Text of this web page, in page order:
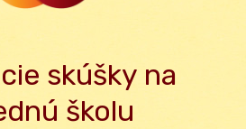
skúšky na
školu